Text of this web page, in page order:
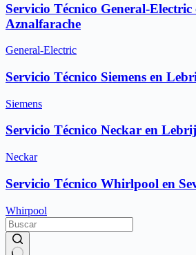
Servicio Técnico General-
Aznalfarache
General-Electric
Servicio Técnico Siemens en
Siemens
Servicio Técnico Neckar en
Neckar
Servicio Técnico Whirlpool en
Whirpool